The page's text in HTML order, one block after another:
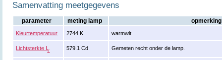
Samenvatting meetgegevens
parameter meting lamp opmerking
Kleurtemperatuur 2744 K warmwit
Lichtsterkte Iv 579.1 Cd Gemeten recht onder de lamp.